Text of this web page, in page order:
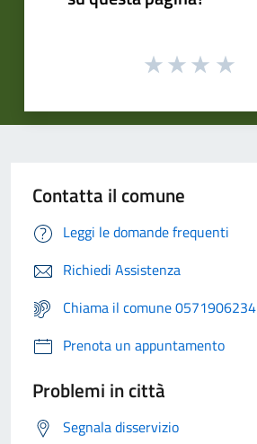
Contatta il comune
Leggi le domande frequenti
Richiedi Assistenza
Chiama il comune 0571906234
Prenota un appuntamento
Problemi in città
Segnala disservizio